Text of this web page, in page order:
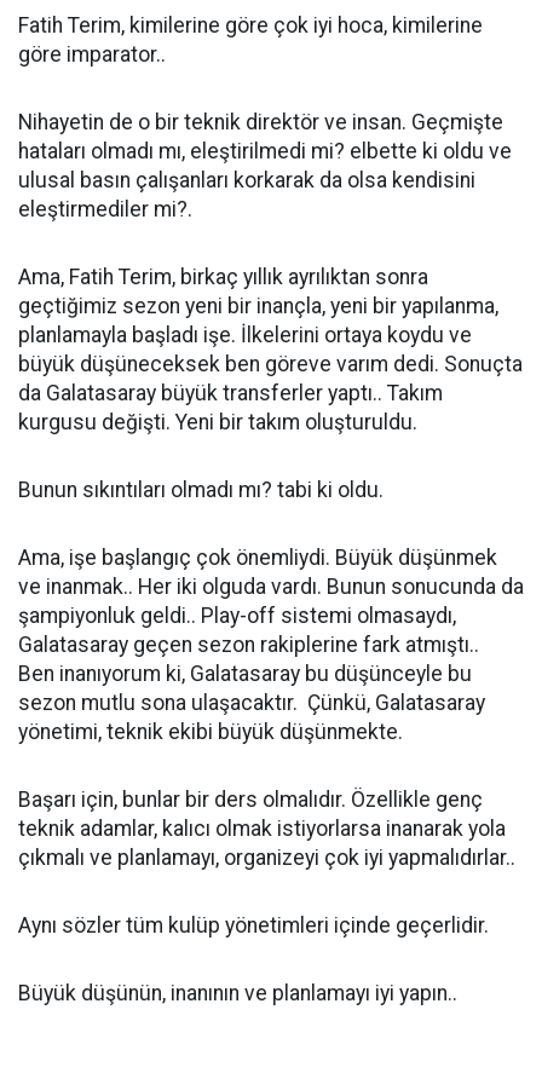
Fatih Terim, kimilerine göre çok iyi hoca, kimilerine
göre imparator..
Nihayetin de o bir teknik direktör ve insan. Geçmişte
hataları olmadı mı, eleştirilmedi mi? elbette ki oldu ve
ulusal basın çalışanları korkarak da olsa kendisini
eleştirmediler mi?.
Ama, Fatih Terim, birkaç yıllık ayrılıktan sonra
geçtiğimiz sezon yeni bir inançla, yeni bir yapılanma,
planlamayla başladı işe. İlkelerini ortaya koydu ve
büyük düşüneceksek ben göreve varım dedi. Sonuçta
da Galatasaray büyük transferler yaptı.. Takım
kurgusu değişti. Yeni bir takım oluşturuldu.
Bunun sıkıntıları olmadı mı? tabi ki oldu.
Ama, işe başlangıç çok önemliydi. Büyük düşünmek
ve inanmak.. Her iki olguda vardı. Bunun sonucunda da
şampiyonluk geldi.. Play-off sistemi olmasaydı,
Galatasaray geçen sezon rakiplerine fark atmıştı..
Ben inanıyorum ki, Galatasaray bu düşünceyle bu
sezon mutlu sona ulaşacaktır. Çünkü, Galatasaray
yönetimi, teknik ekibi büyük düşünmekte.
Başarı için, bunlar bir ders olmalıdır. Özellikle genç
teknik adamlar, kalıcı olmak istiyorlarsa inanarak yola
çıkmalı ve planlamayı, organizeyi çok iyi yapmalıdırlar..
Aynı sözler tüm kulüp yönetimleri içinde geçerlidir.
Büyük düşünün, inanının ve planlamayı iyi yapın..